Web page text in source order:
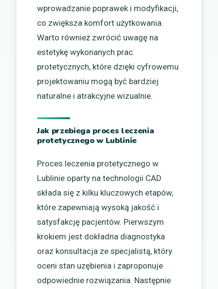
wprowadzanie poprawek i modyfikacji,
co zwiększa komfort użytkowania.
Warto również zwrócić uwagę na
estetykę wykonanych prac
protetycznych, które dzięki cyfrowemu
projektowaniu mogą być bardziej
naturalne i atrakcyjne wizualnie.
Jak przebiega proces leczenia
protetycznego w Lublinie
Proces leczenia protetycznego w
Lublinie oparty na technologii CAD
składa się z kilku kluczowych etapów,
które zapewniają wysoką jakość i
satysfakcję pacjentów. Pierwszym
krokiem jest dokładna diagnostyka
oraz konsultacja ze specjalistą, który
oceni stan uzębienia i zaproponuje
odpowiednie rozwiązania. Następnie